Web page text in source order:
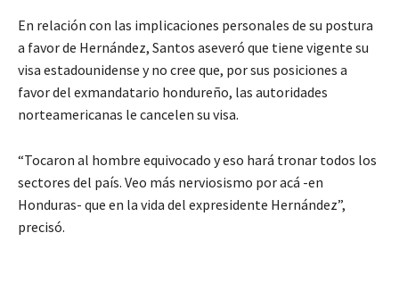
En relación con las implicaciones personales de su postura
a favor de Hernández, Santos aseveró que tiene vigente su
visa estadounidense y no cree que, por sus posiciones a
favor del exmandatario hondureño, las autoridades
norteamericanas le cancelen su visa.
“Tocaron al hombre equivocado y eso hará tronar todos los
sectores del país. Veo más nerviosismo por acá -en
Honduras- que en la vida del expresidente Hernández”,
precisó.